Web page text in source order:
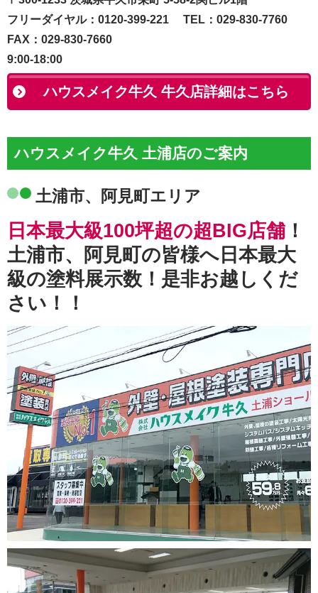
フリーダイヤル：0120-399-221 TEL：029-830-7760
FAX：029-830-7660
9:00-18:00
ハウスメイク牛久 牛久店詳細はこちら
ハウスメイク牛久 土浦店のご案内
土浦市、阿見町エリア
日本最大級100坪超の超BIG店舗 ！
土浦市、阿見町の皆様へ日本最大
級の塗料展示数！是非お越しくだ
さい！！